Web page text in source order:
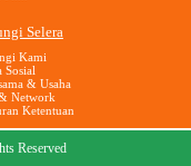
Selera
Kami
Sosial
& Usaha
Network
Ketentuan
Reserved